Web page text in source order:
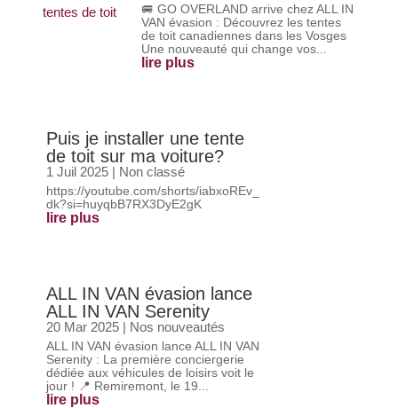
🚐 GO OVERLAND arrive chez ALL IN
VAN évasion : Découvrez les tentes
de toit canadiennes dans les Vosges
Une nouveauté qui change vos...
lire plus
Puis je installer une tente
de toit sur ma voiture?
1 Juil 2025| Non classé
https://youtube.com/shorts/iabxoREv_
dk?si=huyqbB7RX3DyE2gK
lire plus
ALL IN VAN évasion lance
ALL IN VAN Serenity
20 Mar 2025| Nos nouveautés
ALL IN VAN évasion lance ALL IN VAN
Serenity : La première conciergerie
dédiée aux véhicules de loisirs voit le
jour ! 📍 Remiremont, le 19...
lire plus